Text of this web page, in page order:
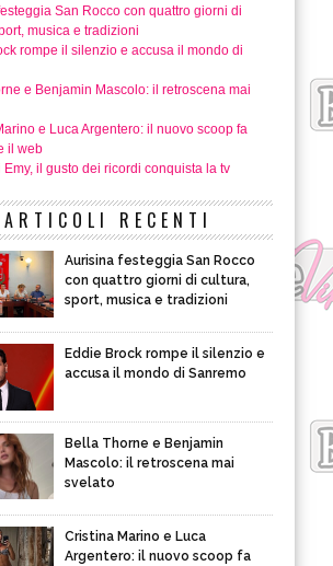
San Rocco con quattro giorni di
musica e tradizioni
rompe il silenzio e accusa il mondo di
e Benjamin Mascolo: il retroscena mai
e Luca Argentero: il nuovo scoop fa
il web
Emy, il gusto dei ricordi conquista la tv
ARTICOLI RECENTI
Aurisina festeggia San Rocco
con quattro giorni di cultura,
sport, musica e tradizioni
Eddie Brock rompe il silenzio e
accusa il mondo di Sanremo
Bella Thorne e Benjamin
Mascolo: il retroscena mai
svelato
Cristina Marino e Luca
Argentero: il nuovo scoop fa